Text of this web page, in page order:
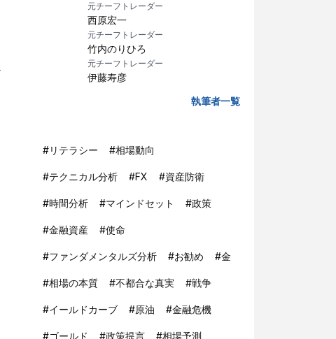
元チーフトレーダー
西原宏一
元チーフトレーダー
竹内のりひろ
元チーフトレーダー
伊藤寿彦
執筆者一覧
#リテラシー #相場動向
#テクニカル分析 #FX #資産防衛
#時間分析 #マインドセット #政策
#金融資産 #使命
#ファンダメンタルズ分析 #お勧め #金
#相場の本質 #不都合な真実 #戦争
#イールドカーブ #原油 #金融危機
#ゴールド #政策提言 #相場予測